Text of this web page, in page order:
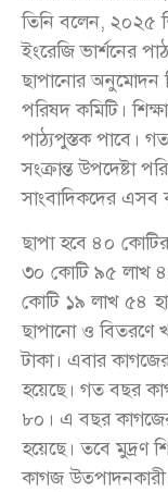
তিনি বলেন, ২০২৫
ইংরেজি ভার্শনের
ছাপানোর অনুমোদন
পরিষদ কমিটি।
পাঠ্যপুস্তক পাবে।
সংক্রান্ত উপদেষ্টা
সাংবাদিকদের এসব
ছাপা হবে ৪০
৩০ কোটি ৯৫ লাখ
কোটি ১৯ লাখ ৫৪
ছাপানো ও বিতরণে
টাকা। এবার
হয়েছে। গত বছর
৮০। এ বছর
হয়েছে। তবে মুদ্রণ
কাগজ উত্পাদনকারী